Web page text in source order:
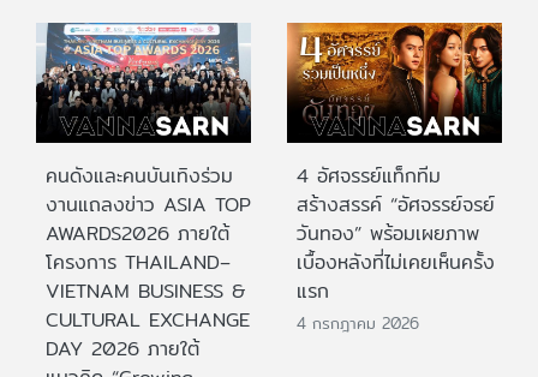
คนดังและคนบันเทิงร่วม
งานแถลงข่าว ASIA TOP
AWARDS2026 ภายใต้
โครงการ THAILAND–
VIETNAM BUSINESS &
CULTURAL EXCHANGE
DAY 2026 ภายใต้
4 อัศจรรย์แท็กทีม
สร้างสรรค์ “อัศจรรย์จรย์
วันทอง” พร้อมเผยภาพ
เบื้องหลังที่ไม่เคยเห็นครั้ง
แรก
4 กรกฎาคม 2026